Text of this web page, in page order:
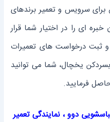
سرویس و تعمیر برندهای
ای را در اختیار شما قرار
و ثبت درخواست های تعمیرات
یخچال، شما می‌ توانید
فرمایید.
،نمایندگی تعمیر